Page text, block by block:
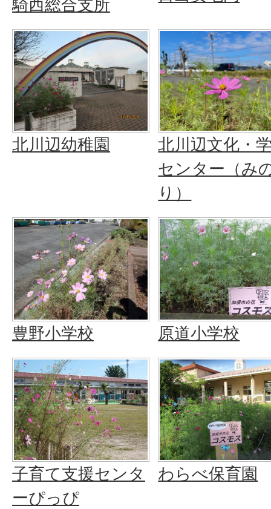
騎西総合支所
北川辺幼稚園
北川辺文化・
センター（み
り）
豊野小学校 原道小学校
子育て支援センタ
ーぴっぴ
わらべ保育園